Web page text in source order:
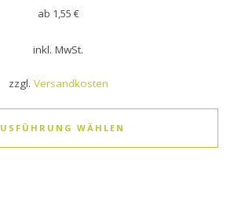
ab 1,55 €
inkl. MwSt.
zzgl. Versandkosten
WÄHLEN